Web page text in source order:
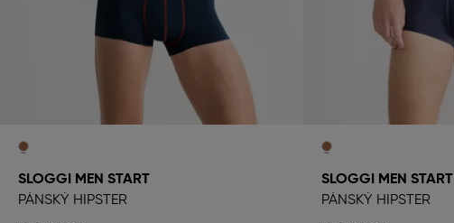
SLOGGI MEN START
PÁNSKÝ HIPSTER
SLOGGI MEN START
PÁNSKÝ HIPSTER